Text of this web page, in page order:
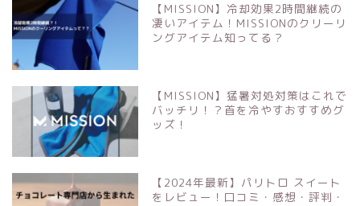
【MISSION】冷却効果2時間継続の
凄いアイテム！MISSIONのクリーリ
ングアイテム知ってる？
【MISSION】猛暑対処対策はこれで
バッチリ！？首を冷やすおすすめグ
ッズ！
【2024年最新】パリトロ スイート
をレビュー！口コミ・感想・評判・